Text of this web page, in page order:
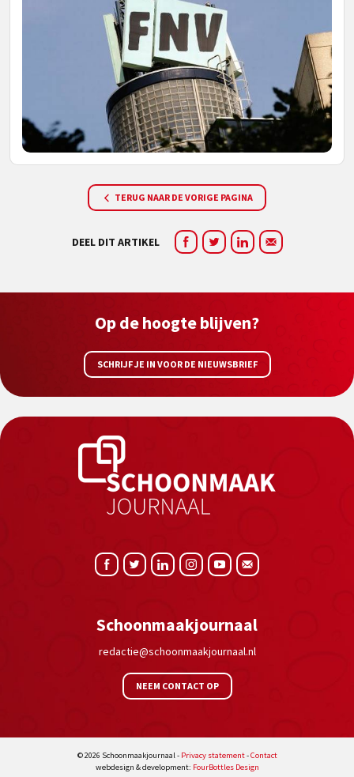
TERUG NAAR DE VORIGE PAGINA
DEEL DIT ARTIKEL
Op de hoogte blijven?
SCHRIJF JE IN VOOR DE NIEUWSBRIEF
Schoonmaakjournaal
redactie@schoonmaakjournaal.nl
NEEM CONTACT OP
© 2026 Schoonmaakjournaal - Privacy statement-Contact
webdesign & development: FourBottles Design